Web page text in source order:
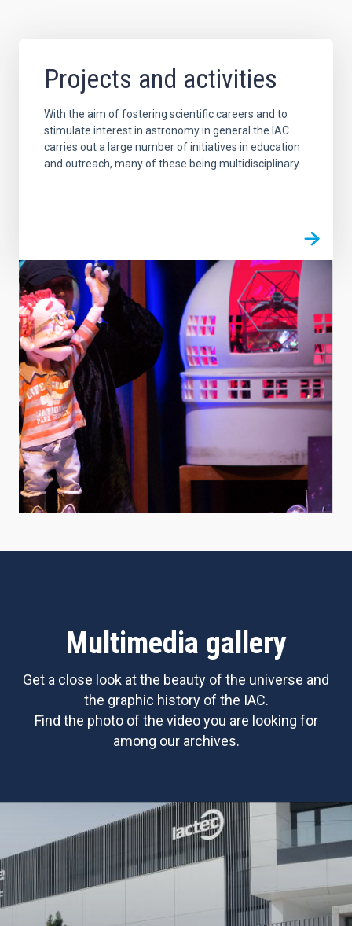
Projects and activities
With the aim of fostering scientific careers and to
stimulate interest in astronomy in general the IAC
carries out a large number of initiatives in education
and outreach, many of these being multidisciplinary
Multimedia gallery
Get a close look at the beauty of the universe and
the graphic history of the IAC.
Find the photo of the video you are looking for
among our archives.